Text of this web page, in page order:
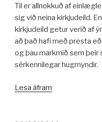
Til er allnokkuð af
sig við neina kirkjudeild.
kirkjudeild getur verið af
að það hafi með presta
og þau markmið sem þeir
sérkennilegar hugmyndir.
Lesa áfram